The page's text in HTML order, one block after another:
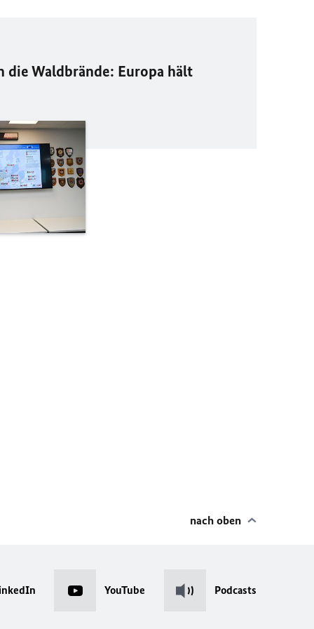
die Waldbrände: Europa hält
nach oben
YouTube Podcasts